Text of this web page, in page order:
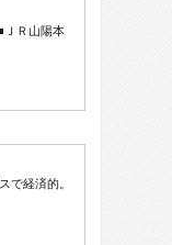
Ｒ山陽本
で経済的。